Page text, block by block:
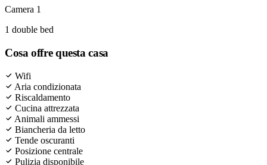
Camera 1
1 double bed
Cosa offre questa casa
Wifi
Aria condizionata
Riscaldamento
Cucina attrezzata
Animali ammessi
Biancheria da letto
Tende oscuranti
Posizione centrale
Pulizia disponibile